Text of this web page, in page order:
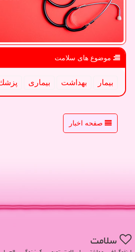
موضوع های سلامت
بیمار بهداشت بیماری
صفحه اخبار
سلامت